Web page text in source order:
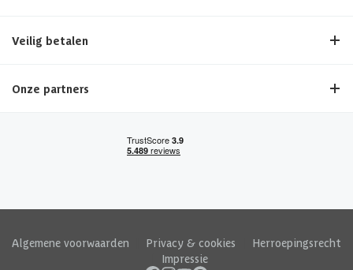
Veilig betalen
Onze partners
Algemene voorwaarden Privacy & cookies
Herroepingsrecht
Impressie